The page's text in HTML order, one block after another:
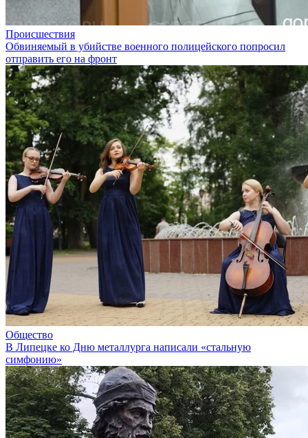
Происшествия
Обвиняемый в убийстве военного полицейского попросил
отправить его на фронт
Общество
В Липецке ко Дню металлурга написали «стальную
симфонию»